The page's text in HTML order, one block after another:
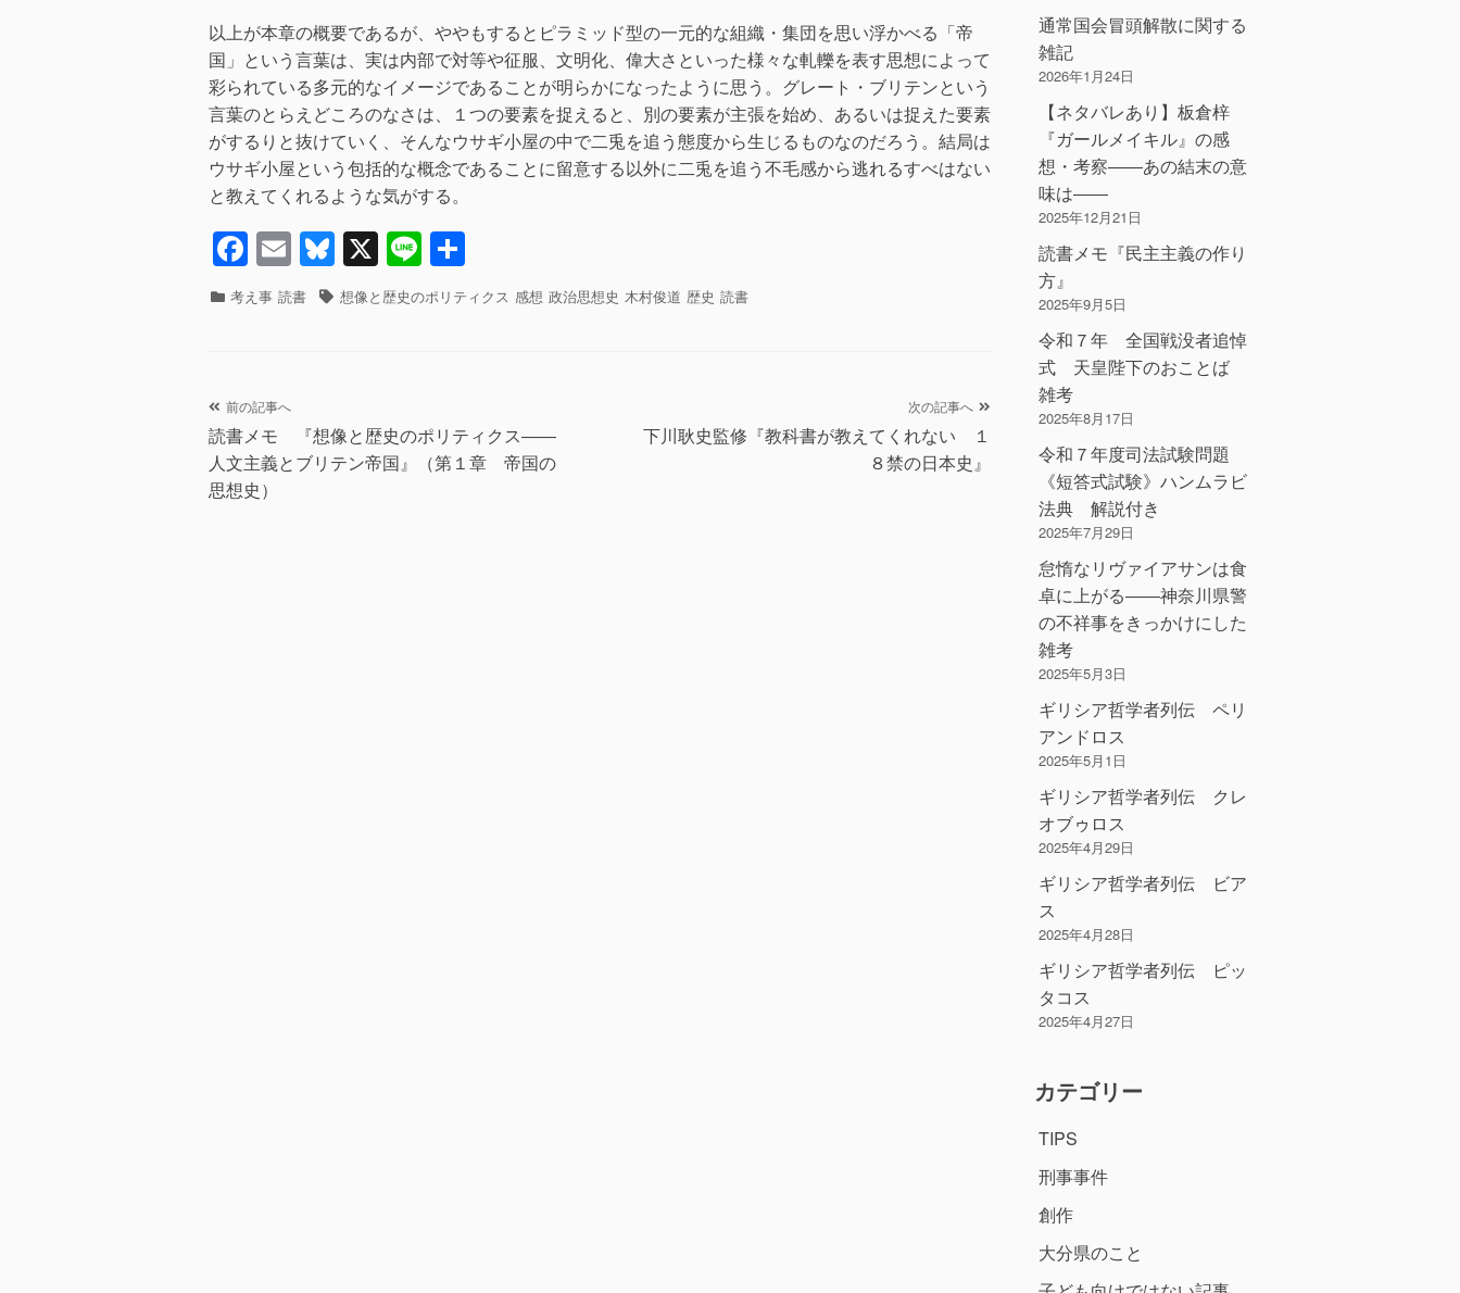
以上が本章の概要であるが、ややもするとピラミッド型の一元的な組織・集団を思い浮かべる「帝
国」という言葉は、実は内部で対等や征服、文明化、偉大さといった様々な軋轢を表す思想によって
彩られている多元的なイメージであることが明らかになったように思う。グレート・ブリテンという
言葉のとらえどころのなさは、１つの要素を捉えると、別の要素が主張を始め、あるいは捉えた要素
がするりと抜けていく、そんなウサギ小屋の中で二兎を追う態度から生じるものなのだろう。結局は
ウサギ小屋という包括的な概念であることに留意する以外に二兎を追う不毛感から逃れるすべはない
と教えてくれるような気がする。
F
a
c
b
o
o
k
E
m
ail
Bl
u
e
X Li
n
e
有
カ 考え事 読書
タ 想像と歴史のポリティクス 感想 政治思想史 木村俊道 歴史 読書
投
稿
ナ
前の記事へ
読書メモ 『想像と歴史のポリティクス――
人文主義とブリテン帝国』（第１章 帝国の
思想史）
次の記事へ
下川耿史監修『教科書が教えてくれない １
８禁の日本史』
通常国会冒頭解散に関する
雑記
2026年1月24日
【ネタバレあり】板倉梓
『ガールメイキル』の感
想・考察――あの結末の意
味は――
2025年12月21日
読書メモ『民主主義の作り
方』
2025年9月5日
令和７年 全国戦没者追悼
式 天皇陛下のおことば
雑考
2025年8月17日
令和７年度司法試験問題
《短答式試験》ハンムラビ
法典 解説付き
2025年7月29日
怠惰なリヴァイアサンは食
卓に上がる――神奈川県警
の不祥事をきっかけにした
雑考
2025年5月3日
ギリシア哲学者列伝 ペリ
アンドロス
2025年5月1日
ギリシア哲学者列伝 クレ
オブゥロス
2025年4月29日
ギリシア哲学者列伝 ビア
ス
2025年4月28日
ギリシア哲学者列伝 ピッ
タコス
2025年4月27日
カテゴリー
TIPS
刑事事件
創作
大分県のこと